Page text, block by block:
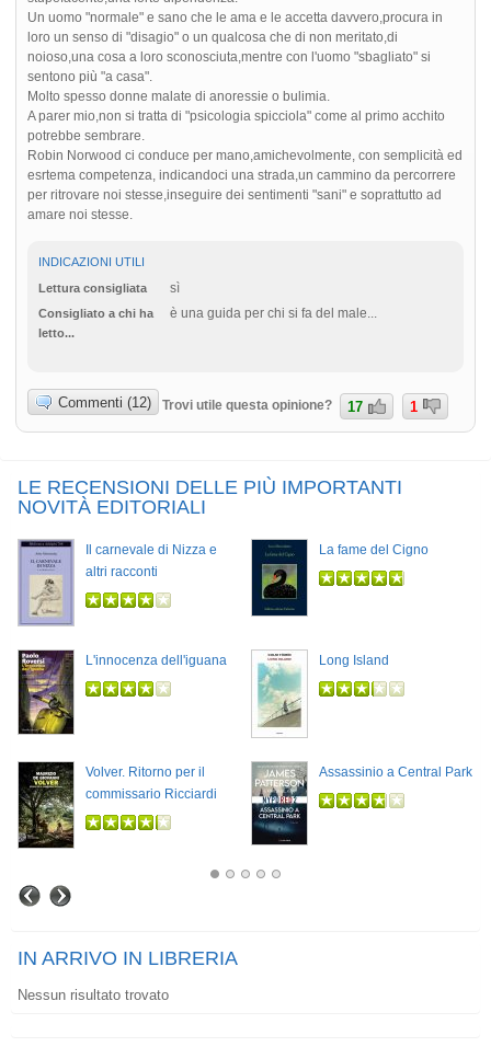
Un uomo "normale" e sano che le ama e le accetta davvero,procura in
loro un senso di "disagio" o un qualcosa che di non meritato,di
noioso,una cosa a loro sconosciuta,mentre con l'uomo "sbagliato" si
sentono più "a casa".
Molto spesso donne malate di anoressie o bulimia.
A parer mio,non si tratta di "psicologia spicciola" come al primo acchito
potrebbe sembrare.
Robin Norwood ci conduce per mano,amichevolmente, con semplicità ed
esrtema competenza, indicandoci una strada,un cammino da percorrere
per ritrovare noi stesse,inseguire dei sentimenti "sani" e soprattutto ad
amare noi stesse.
INDICAZIONI UTILI
Lettura consigliata
sì
Consigliato a chi ha
letto...
è una guida per chi si fa del male...
Commenti (12) Trovi utile questa opinione? 17 1
LE RECENSIONI DELLE PIÙ IMPORTANTI
NOVITÀ EDITORIALI
Il carnevale di Nizza e
altri racconti
La fame del Cigno
L'innocenza dell'iguana Long Island
Volver. Ritorno per il
commissario Ricciardi
Assassinio a Central Park
IN ARRIVO IN LIBRERIA
Nessun risultato trovato